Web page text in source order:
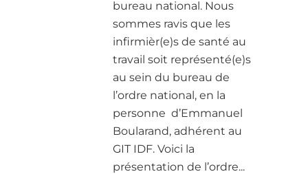
bureau national. Nous
sommes ravis que les
infirmièr(e)s de santé au
travail soit représenté(e)s
au sein du bureau de
l’ordre national, en la
personne d’Emmanuel
Boularand, adhérent au
GIT IDF. Voici la
présentation de l’ordre...